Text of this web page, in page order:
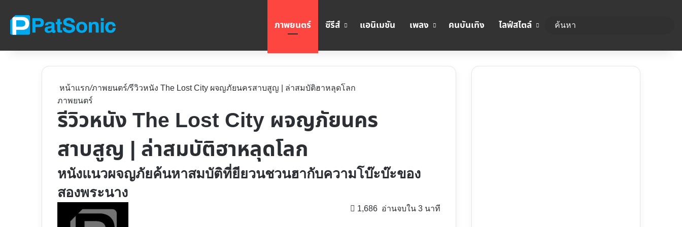
ภาพยนตร์ ซีรีส์ แอนิเมชัน เพลง คนบันเทิง ไลฟ์สไตล์
หน้าแรก/ภาพยนตร์/รีวิวหนัง The Lost City ผจญภัยนครสาบสูญ | ล่าสมบัติฮาหลุดโลก
ภาพยนตร์
รีวิวหนัง The Lost City ผจญภัยนคร
สาบสูญ | ล่าสมบัติฮาหลุดโลก
หนังแนวผจญภัยค้นหาสมบัติที่ยียวนชวนฮากับความโบ๊ะบ๊ะของ
สองพระนาง
1,686 อ่านจบใน 3 นาที